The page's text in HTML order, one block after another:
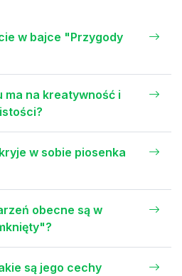
w bajce "Przygody
ma na kreatywność i
w sobie piosenka
obecne są w
są jego cechy